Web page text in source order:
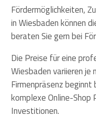
Fördermöglichkeiten,
in Wiesbaden können
beraten Sie gern bei
Die Preise für eine
Wiesbaden variieren je
Firmenpräsenz
komplexe Online-Shop
Investitionen.